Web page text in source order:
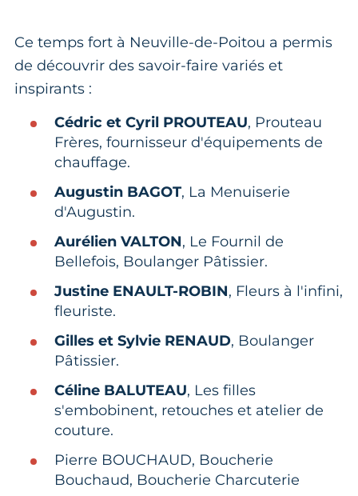
Ce temps fort à Neuville-de-Poitou a permis
de découvrir des savoir-faire variés et
inspirants :
Cédric et Cyril PROUTEAU, Prouteau
Frères, fournisseur d'équipements de
chauffage.
Augustin BAGOT, La Menuiserie
d'Augustin.
Aurélien VALTON, Le Fournil de
Bellefois, Boulanger Pâtissier.
Justine ENAULT-ROBIN, Fleurs à l'infini,
fleuriste.
Gilles et Sylvie RENAUD, Boulanger
Pâtissier.
Céline BALUTEAU, Les filles
s'embobinent, retouches et atelier de
couture.
Pierre BOUCHAUD, Boucherie
Bouchaud, Boucherie Charcuterie